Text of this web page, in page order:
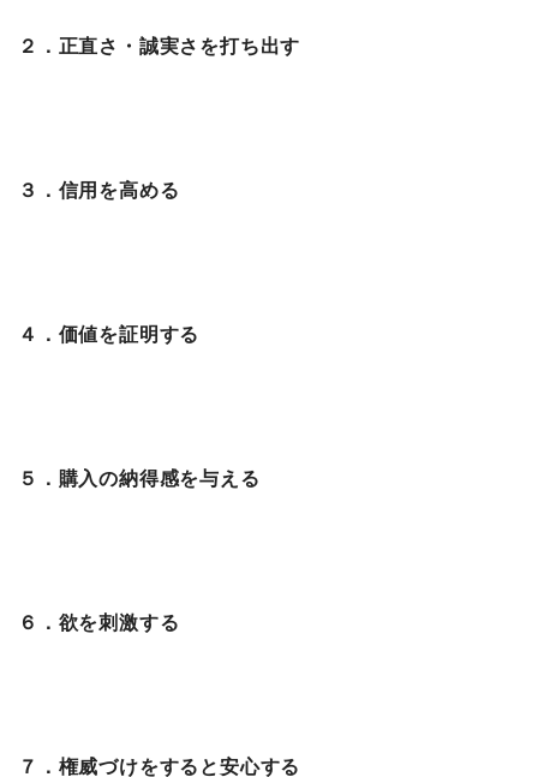
２．正直さ・誠実さを打ち出す
３．信用を高める
４．価値を証明する
５．購入の納得感を与える
６．欲を刺激する
７．権威づけをすると安心する